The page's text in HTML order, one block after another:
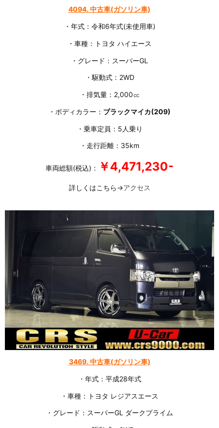
4094.中古車(ガソリン車)
・年式：令和6年式(未使用車)
・車種：トヨタ ハイエース
・グレード：スーパーGL
・駆動式：2WD
・排気量：2,000㏄
・ボディカラー： ブラックマイカ(209)
・乗車定員：5人乗り
・走行距離：35km
車両総額(税込)： ￥4,471,230-
詳しくはこちら→アクセス
3469.中古車(ガソリン車)
・年式：平成28年式
・車種：トヨタ レジアスエース
・グレード：スーパーGL ダークプライム